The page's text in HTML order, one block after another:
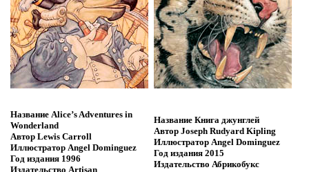
Название Alice’s Adventures in
Wonderland
Автор Lewis Carroll
Иллюстратор Angel Dominguez
Год издания 1996
Издательство Artisan
Название Книга джунглей
Автор Joseph Rudyard Kipling
Иллюстратор Angel Dominguez
Год издания 2015
Издательство Абрикобукс